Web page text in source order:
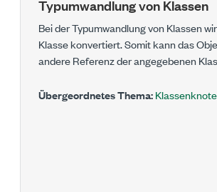
Typumwandlung von Klassen
Bei der Typumwandlung von Klassen
Klasse konvertiert. Somit kann das
andere Referenz der angegebenen
Übergeordnetes Thema: